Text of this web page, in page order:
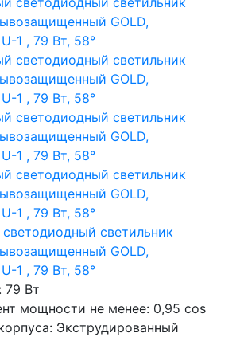
светильник
GOLD,
1 , 79 Вт, 58°
79 Вт
мощности не менее: 0,95 cos
Экструдированный